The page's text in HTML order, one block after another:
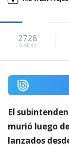
2728
visitas
El
murió luego
lanzados